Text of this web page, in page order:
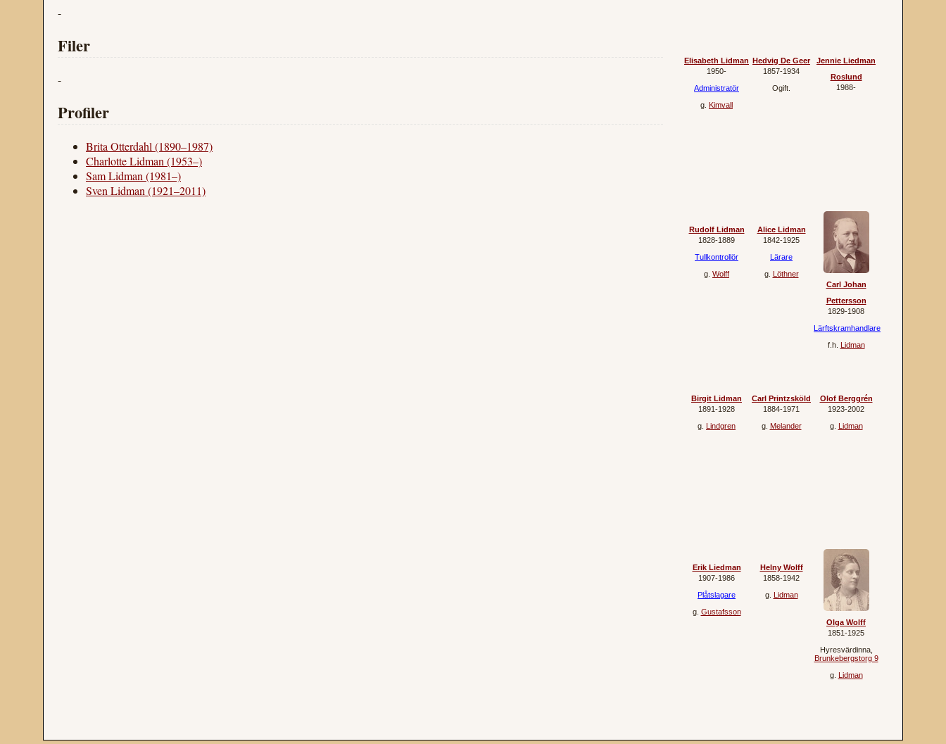
-
Filer
-
Profiler
Brita Otterdahl (1890–1987)
Charlotte Lidman (1953–)
Sam Lidman (1981–)
Sven Lidman (1921–2011)
Elisabeth Lidman
1950‐
Administratör
g. Kimvall
Hedvig De Geer
1857‐1934
Ogift.
Jennie Liedman
Roslund
1988‐
Rudolf Lidman
1828‐1889
Tullkontrollör
g. Wolff
Alice Lidman
1842‐1925
Lärare
g. Löthner
Carl Johan
Pettersson
1829‐1908
Lärftskramhandlare
f.h. Lidman
Birgit Lidman
1891‐1928
g. Lindgren
Carl Printzsköld
1884‐1971
g. Melander
Olof Berggrén
1923‐2002
g. Lidman
Erik Liedman
1907‐1986
Plåtslagare
g. Gustafsson
Helny Wolff
1858‐1942
g. Lidman
Olga Wolff
1851‐1925
Hyresvärdinna,
Brunkebergstorg 9
g. Lidman